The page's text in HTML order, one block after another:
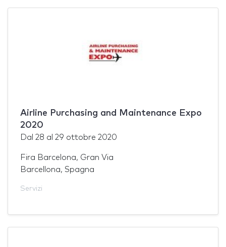
Airline Purchasing and Maintenance Expo
2020
Dal 28 al 29 ottobre 2020
Fira Barcelona, Gran Via
Barcellona, Spagna
Servizi